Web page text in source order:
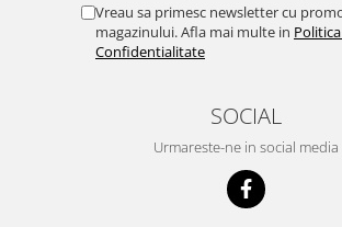
Vreau sa primesc newsletter cu
magazinului. Afla mai multe in
Confidentialitate
SOCIAL
Urmareste-ne in social media